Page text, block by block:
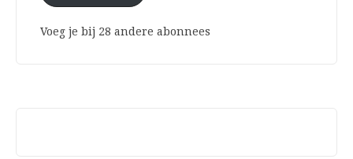
Voeg je bij 28 andere abonnees